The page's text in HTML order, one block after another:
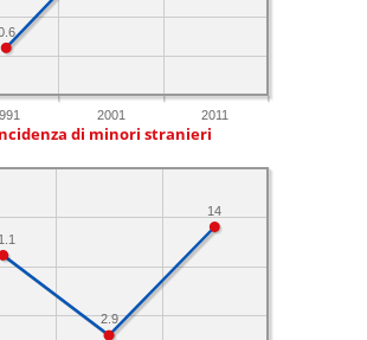
2001 2011
di minori stranieri
14
2.9